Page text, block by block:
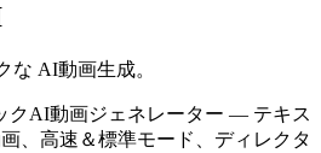
な AI動画生成。
クAI動画ジェネレーター — テキス
、高速＆標準モード、ディレクタ